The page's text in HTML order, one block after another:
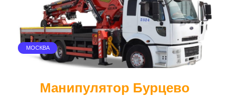
МОСКВА
Манипулятор Бурцево